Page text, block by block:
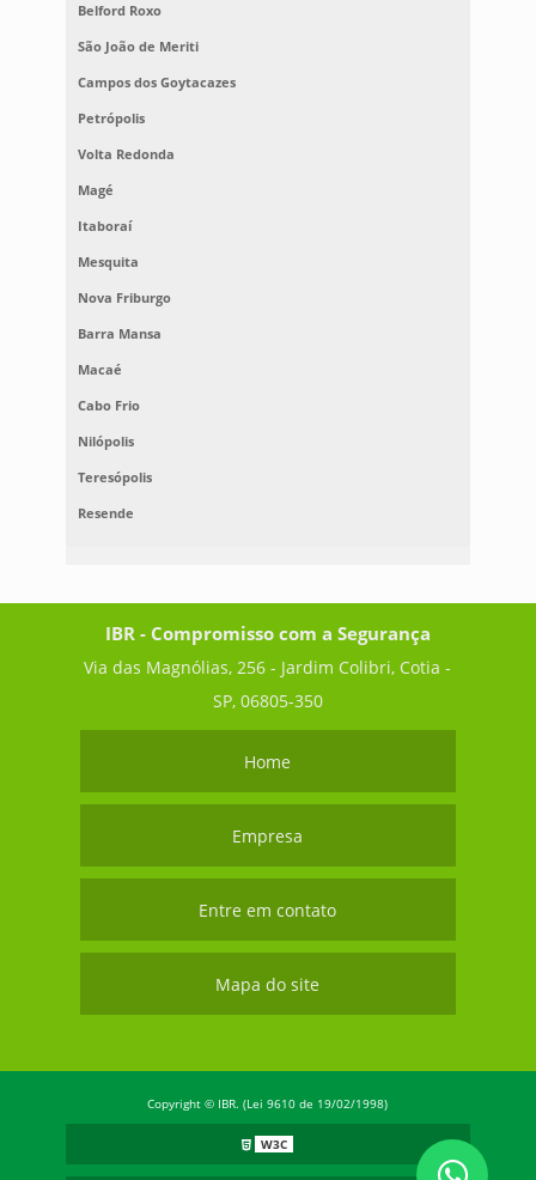
Belford Roxo
São João de Meriti
Campos dos Goytacazes
Petrópolis
Volta Redonda
Magé
Itaboraí
Mesquita
Nova Friburgo
Barra Mansa
Macaé
Cabo Frio
Nilópolis
Teresópolis
Resende
IBR - Compromisso com a Segurança
Via das Magnólias, 256 - Jardim Colibri, Cotia -
SP, 06805-350
Home
Empresa
Entre em contato
Mapa do site
Copyright © IBR. (Lei 9610 de 19/02/1998)
W3C